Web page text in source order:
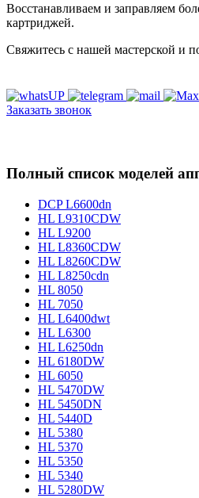
Восстанавливаем и заправляем
картриджей.
Свяжитесь с нашей мастерской и
Заказать звонок
Полный список моделей
DCP L6600dn
HL L9310CDW
HL L9200
HL L8360CDW
HL L8260CDW
HL L8250cdn
HL 8050
HL 7050
HL L6400dwt
HL L6300
HL L6250dn
HL 6180DW
HL 6050
HL 5470DW
HL 5450DN
HL 5440D
HL 5380
HL 5370
HL 5350
HL 5340
HL 5280DW